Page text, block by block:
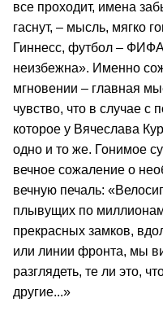
все проходит, имена
гаснут, – мысль, мягко
Гиннесс, футбол –
неизбежна». Именно
мгновении – главная
чувство, что в случае
которое у Вячеслава
одно и то же. Гонимое
вечное сожаление о
вечную печаль:
плывущих по
прекрасных замков,
или линии фронта, мы
разглядеть, те ли это,
другие...»